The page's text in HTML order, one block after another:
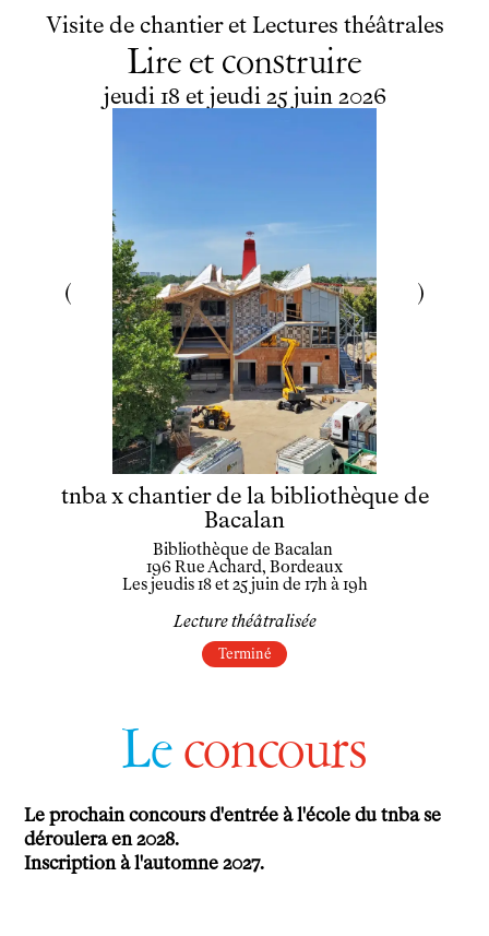
Visite de chantier et Lectures théâtrales
Lire et construire
du
jeudi
jeudi 18 et au
jeudi
jeudi 25 juin
juin 2026
tnba x chantier de la bibliothèque de
Bacalan
Bibliothèque de Bacalan
196 Rue Achard, Bordeaux
Les jeudis 18 et 25 juin de 17h à 19h
Lecture théâtralisée
Terminé
Le concours
Le prochain concours d'entrée à l'école du tnba se
déroulera en 2028.
Inscription à l'automne 2027.